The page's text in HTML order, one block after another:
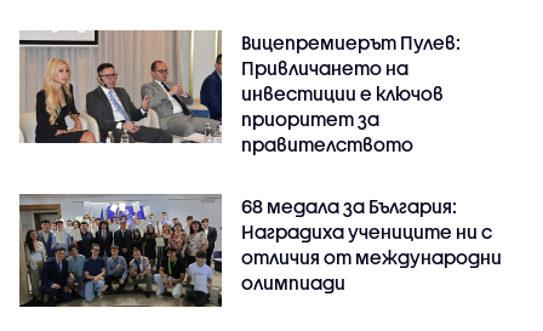
Вицепремиерът Пулев:
Привличането на
инвестиции е ключов
приоритет за
правителството
68 медала за България:
Наградиха учениците ни с
отличия от международни
олимпиади